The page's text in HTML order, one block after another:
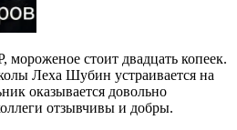
стоит двадцать копеек.
Леха Шубин устраивается на
оказывается довольно
отзывчивы и добры.